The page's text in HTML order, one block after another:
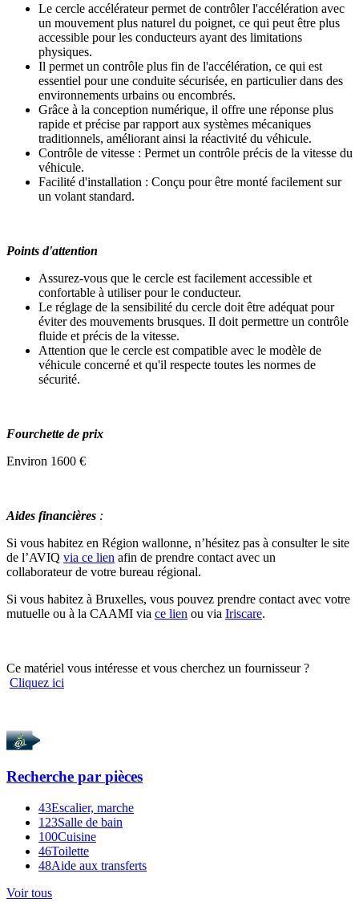
Le cercle accélérateur permet de contrôler l'accélération avec
un mouvement plus naturel du poignet, ce qui peut être plus
accessible pour les conducteurs ayant des limitations
physiques.
Il permet un contrôle plus fin de l'accélération, ce qui est
essentiel pour une conduite sécurisée, en particulier dans des
environnements urbains ou encombrés.
Grâce à la conception numérique, il offre une réponse plus
rapide et précise par rapport aux systèmes mécaniques
traditionnels, améliorant ainsi la réactivité du véhicule.
Contrôle de vitesse : Permet un contrôle précis de la vitesse du
véhicule.
Facilité d'installation : Conçu pour être monté facilement sur
un volant standard.
Points d'attention
Assurez-vous que le cercle est facilement accessible et
confortable à utiliser pour le conducteur.
Le réglage de la sensibilité du cercle doit être adéquat pour
éviter des mouvements brusques. Il doit permettre un contrôle
fluide et précis de la vitesse.
Attention que le cercle est compatible avec le modèle de
véhicule concerné et qu'il respecte toutes les normes de
sécurité.
Fourchette de prix
Environ 1600 €
Aides financières :
Si vous habitez en Région wallonne, n’hésitez pas à consulter le site
de l’AVIQ via ce lien afin de prendre contact avec un
collaborateur de votre bureau régional.
Si vous habitez à Bruxelles, vous pouvez prendre contact avec votre
mutuelle ou à la CAAMI via ce lien ou via Iriscare.
Ce matériel vous intéresse et vous cherchez un fournisseur ?
Cliquez ici
Recherche par pièces
43Escalier, marche
123Salle de bain
100Cuisine
46Toilette
48Aide aux transferts
Voir tous